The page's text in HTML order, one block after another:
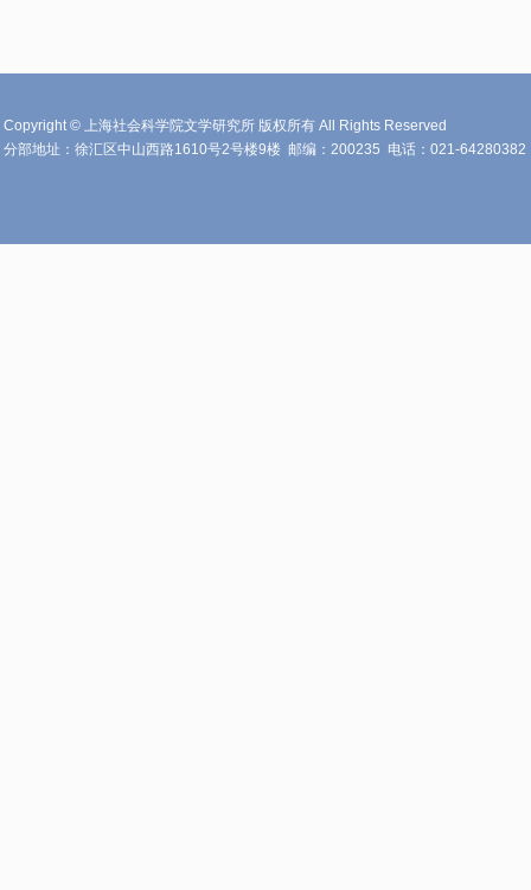
Copyright © 上海社会科学院文学研究所 版权所有 All Rights Reserved
分部地址：徐汇区中山西路1610号2号楼9楼 邮编：200235 电话：021-64280382